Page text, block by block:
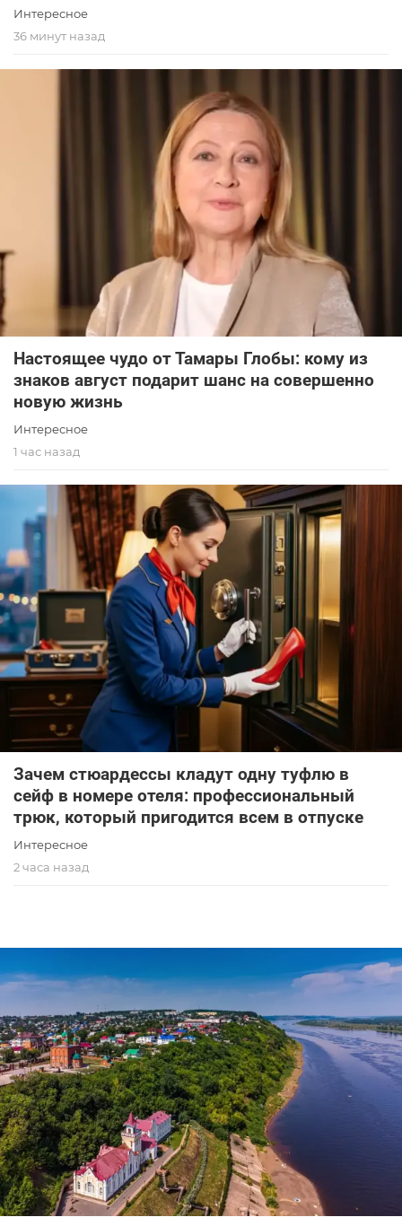
Интересное
36 минут назад
Настоящее чудо от Тамары Глобы: кому из
знаков август подарит шанс на совершенно
новую жизнь
Интересное
1 час назад
Зачем стюардессы кладут одну туфлю в
сейф в номере отеля: профессиональный
трюк, который пригодится всем в отпуске
Интересное
2 часа назад